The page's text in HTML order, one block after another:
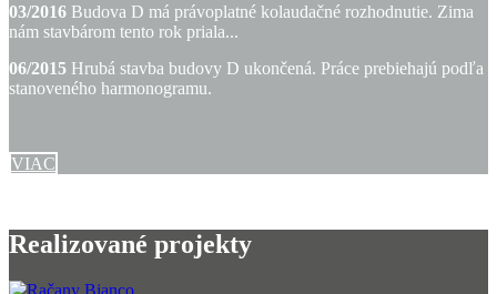
03/2016 Budova D má právoplatné kolaudačné rozhodnutie. Zima
nám stavbárom tento rok priala...
06/2015 Hrubá stavba budovy D ukončená. Práce prebiehajú podľa
stanoveného harmonogramu.
VIAC
Realizované projekty